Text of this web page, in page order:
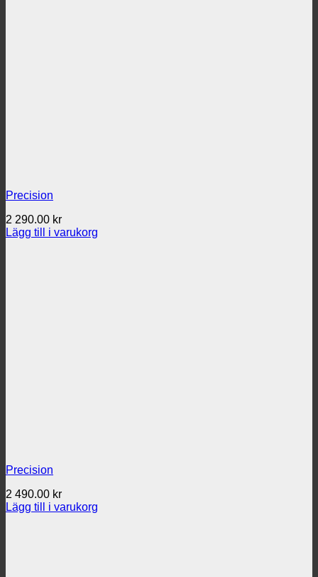
Precision
2 290.00 kr
Lägg till i varukorg
Precision
2 490.00 kr
Lägg till i varukorg